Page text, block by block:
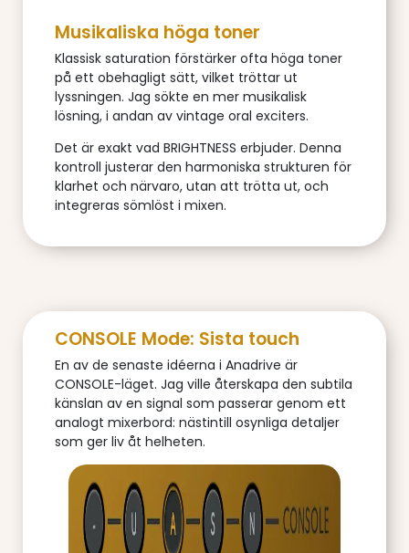
Musikaliska höga toner
Klassisk saturation förstärker ofta höga toner
på ett obehagligt sätt, vilket tröttar ut
lyssningen. Jag sökte en mer musikalisk
lösning, i andan av vintage oral exciters.
Det är exakt vad BRIGHTNESS erbjuder. Denna
kontroll justerar den harmoniska strukturen för
klarhet och närvaro, utan att trötta ut, och
integreras sömlöst i mixen.
CONSOLE Mode: Sista touch
En av de senaste idéerna i Anadrive är
CONSOLE-läget. Jag ville återskapa den subtila
känslan av en signal som passerar genom ett
analogt mixerbord: nästintill osynliga detaljer
som ger liv åt helheten.